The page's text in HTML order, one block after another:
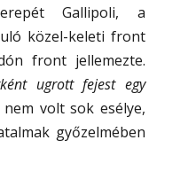
Gallipoli, a
közel-keleti front
front jellemezte.
ugrott fejest egy
volt sok esélye,
győzelmében